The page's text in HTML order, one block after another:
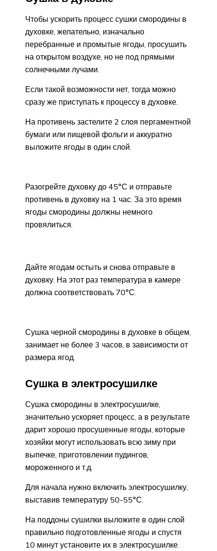
Чтобы ускорить процесс сушки смородины в
духовке, желательно, изначально
перебранные и промытые ягоды, просушить
на открытом воздухе, но не под прямыми
солнечными лучами.
Если такой возможности нет, тогда можно
сразу же приступать к процессу в духовке.
На противень застелите 2 слоя пергаментной
бумаги или пищевой фольги и аккуратно
выложите ягоды в один слой.
Разогрейте духовку до 45°С и отправьте
противень в духовку на 1 час. За это время
ягоды смородины должны немного
провялиться.
Дайте ягодам остыть и снова отправьте в
духовку. На этот раз температура в камере
должна соответствовать 70°С.
Сушка черной смородины в духовке в общем,
занимает не более 3 часов, в зависимости от
размера ягод.
Сушка в электросушилке
Сушка смородины в электросушилке,
значительно ускоряет процесс, а в результате
дарит хорошо просушенные ягоды, которые
хозяйки могут использовать всю зиму при
выпечке, приготовлении пудингов,
мороженного и т.д.
Для начала нужно включить электросушилку,
выставив температуру 50-55°С.
На поддоны сушилки выложите в один слой
правильно подготовленные ягоды и спустя
10 минут установите их в электросушилке.